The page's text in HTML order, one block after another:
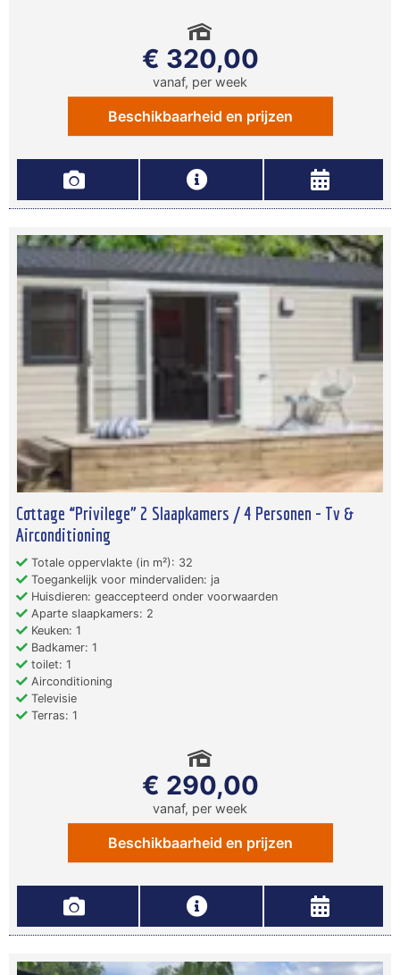
€ 320,00
vanaf, per week
Beschikbaarheid en prijzen
Cottage “Privilege” 2 Slaapkamers / 4 Personen - Tv &
Airconditioning
Totale oppervlakte (in m²): 32
Toegankelijk voor mindervaliden: ja
Huisdieren: geaccepteerd onder voorwaarden
Aparte slaapkamers: 2
Keuken: 1
Badkamer: 1
toilet: 1
Airconditioning
Televisie
Terras: 1
€ 290,00
vanaf, per week
Beschikbaarheid en prijzen